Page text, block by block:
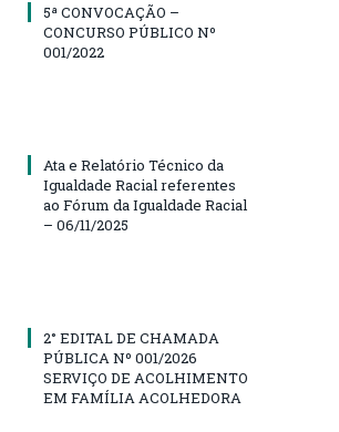
5ª CONVOCAÇÃO –
CONCURSO PÚBLICO Nº
001/2022
Ata e Relatório Técnico da
Igualdade Racial referentes
ao Fórum da Igualdade Racial
– 06/11/2025
2° EDITAL DE CHAMADA
PÚBLICA Nº 001/2026
SERVIÇO DE ACOLHIMENTO
EM FAMÍLIA ACOLHEDORA